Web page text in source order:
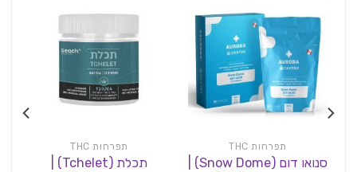
תפרחות THC
סנואו דום (Snow Dome) |
תפרחות THC
תכלת (Tchelet) |